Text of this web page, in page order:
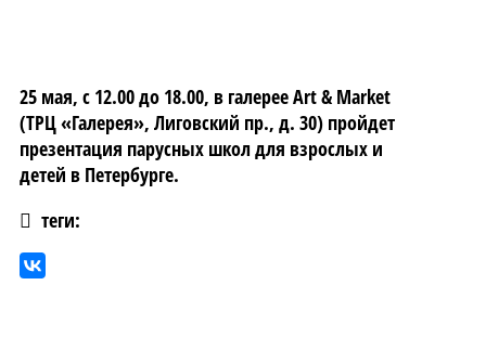
25 мая, с 12.00 до 18.00, в галерее Art & Market
(ТРЦ «Галерея», Лиговский пр., д. 30) пройдет
презентация парусных школ для взрослых и
детей в Петербурге.
теги: